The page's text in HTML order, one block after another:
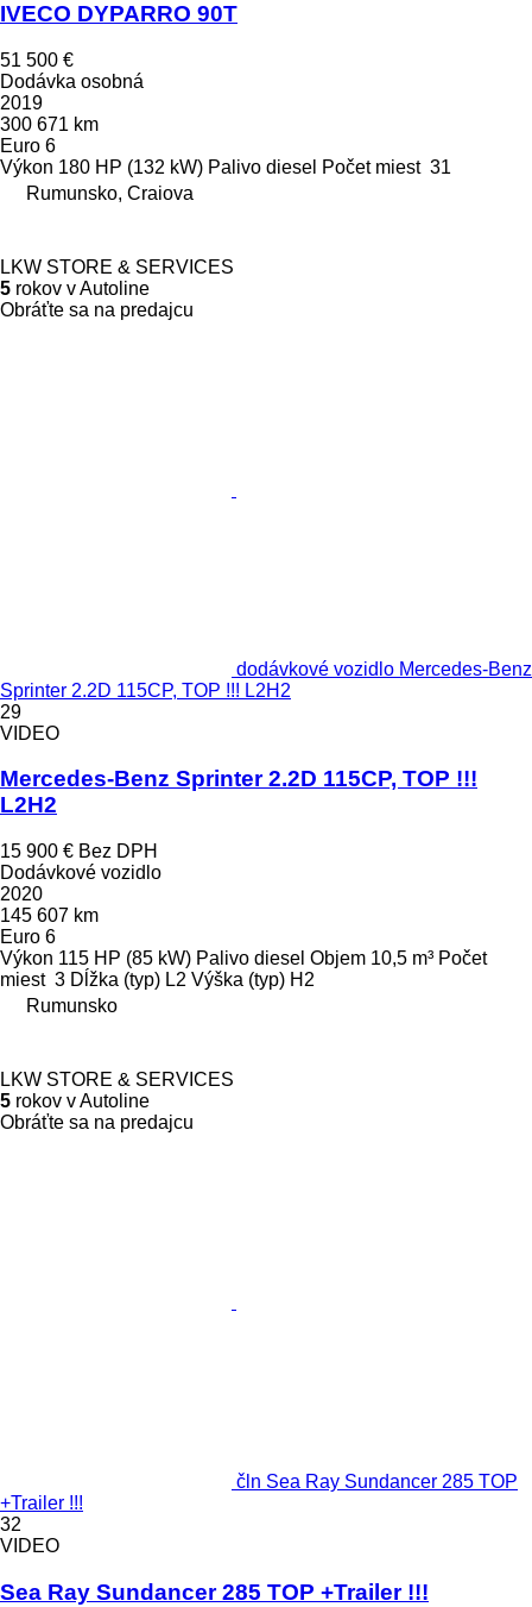
IVECO DYPARRO 90T
51 500 €
Dodávka osobná
2019
300 671 km
Euro 6
Výkon 180 HP (132 kW) Palivo diesel Počet miest 31
Rumunsko, Craiova
LKW STORE & SERVICES
5 rokov v Autoline
Obráťte sa na predajcu
dodávkové vozidlo Mercedes-Benz
Sprinter 2.2D 115CP, TOP !!! L2H2
29
VIDEO
Mercedes-Benz Sprinter 2.2D 115CP, TOP !!!
L2H2
15 900 € Bez DPH
Dodávkové vozidlo
2020
145 607 km
Euro 6
Výkon 115 HP (85 kW) Palivo diesel Objem 10,5 m³ Počet
miest 3 Dĺžka (typ) L2 Výška (typ) H2
Rumunsko
LKW STORE & SERVICES
5 rokov v Autoline
Obráťte sa na predajcu
čln Sea Ray Sundancer 285 TOP
+Trailer !!!
32
VIDEO
Sea Ray Sundancer 285 TOP +Trailer !!!